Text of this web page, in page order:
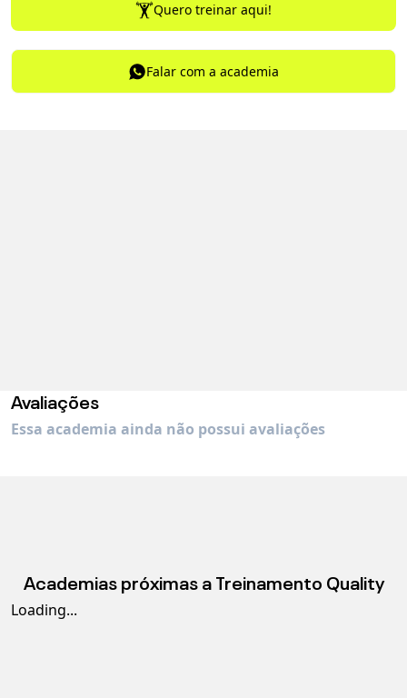
Quero treinar aqui!
Falar com a academia
Avaliações
Essa academia ainda não possui avaliações
Academias próximas a Treinamento Quality
Loading...